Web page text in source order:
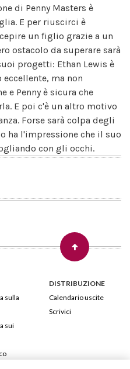
di Penny Masters è
E per riuscirci è
un figlio grazie a un
ostacolo da superare sarà
progetti: Ethan Lewis è
ma non
e Penny è sicura che
E poi c'è un altro motivo
Forse sarà colpa degli
ha l'impressione che il suo
con gli occhi.
sulla
sui
DISTRIBUZIONE
Calendario uscite
Scrivici